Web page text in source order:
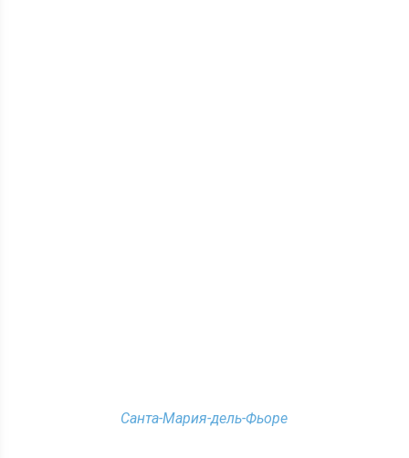
Санта-Мария-дель-Фьоре